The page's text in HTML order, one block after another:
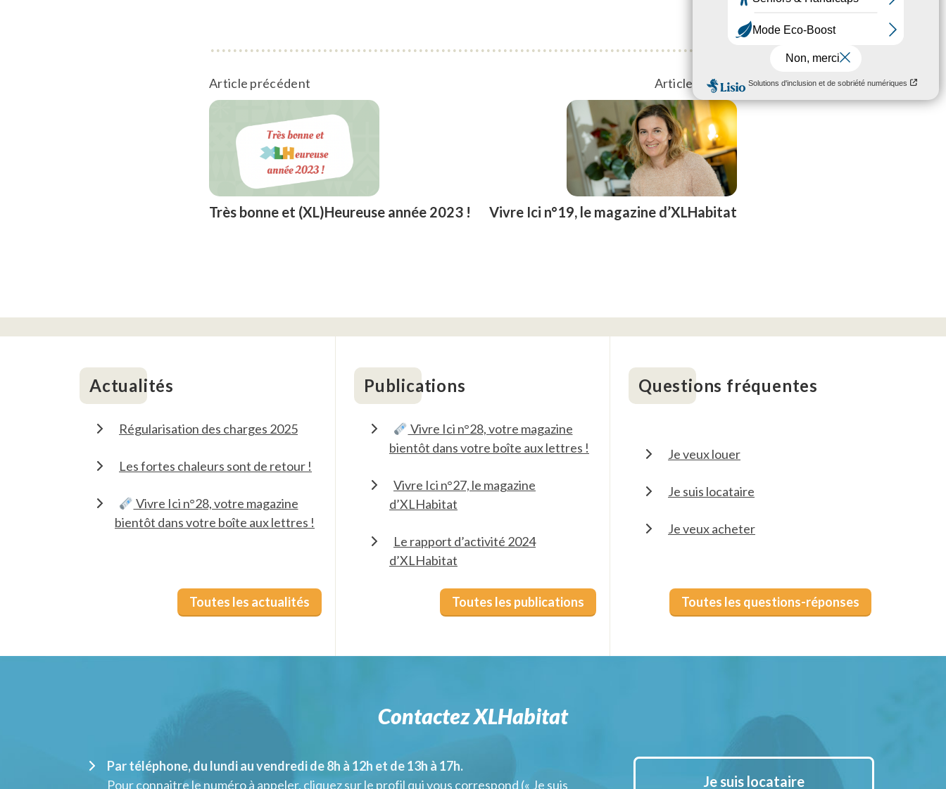
Article précédent
Très bonne et (XL)Heureuse année 2023 !
Article suivant
Vivre Ici n°19, le magazine d’XLHabitat
Actualités
Régularisation des charges 2025
Les fortes chaleurs sont de retour !
Vivre Ici n°28, votre magazine
bientôt dans votre boîte aux lettres !
Toutes les actualités
Publications
Vivre Ici n°28, votre magazine
bientôt dans votre boîte aux lettres !
Vivre Ici n°27, le magazine
d’XLHabitat
Le rapport d’activité 2024
d’XLHabitat
Toutes les publications
Questions fréquentes
Je veux louer
Je suis locataire
Je veux acheter
Toutes les questions-réponses
Contactez XLHabitat
Par téléphone, du lundi au vendredi de 8h à 12h et de 13h à 17h.
Pour connaitre le numéro à appeler, cliquez sur le profil qui vous correspond (« Je suis
Je suis locataire